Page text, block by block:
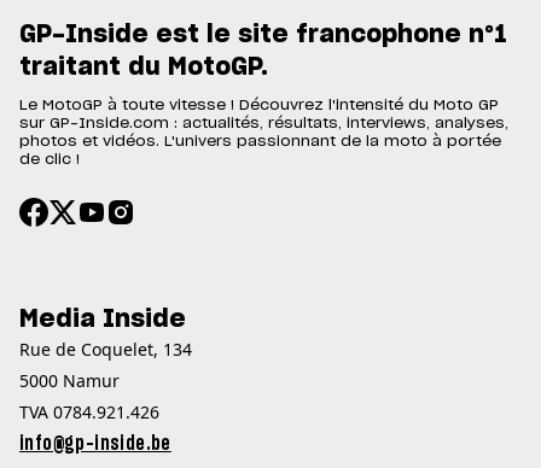
GP-Inside est le site francophone n°1
traitant du MotoGP.
Le MotoGP à toute vitesse ! Découvrez l'intensité du Moto GP
sur GP-Inside.com : actualités, résultats, interviews, analyses,
photos et vidéos. L'univers passionnant de la moto à portée
de clic !
Media Inside
Rue de Coquelet, 134
5000 Namur
TVA 0784.921.426
info@gp-inside.be